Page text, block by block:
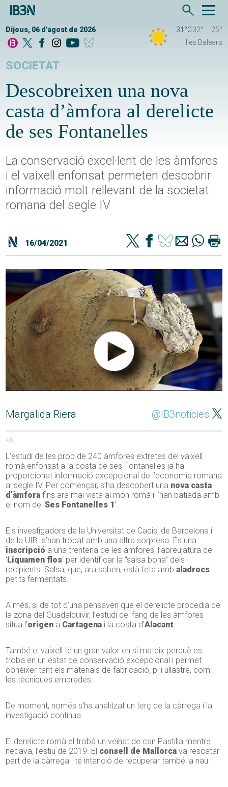
Dijous, 06 d'agost de 2026 31°C32°
25°
Illes Balears
SOCIETAT
Descobreixen una nova
casta d’àmfora al derelicte
de ses Fontanelles
La conservació excel·lent de les àmfores
i el vaixell enfonsat permeten descobrir
informació molt rellevant de la societat
romana del segle IV
16/04/2021
Margalida Riera @IB3noticies
432
L’estudi de les prop de 240 àmfores extretes del vaixell
romà enfonsat a la costa de ses Fontanelles ja ha
proporcionat informació excepcional de l’economia romana
al segle IV. Per començar, s’ha descobert una nova casta
d’àmfora fins ara mai vista al món romà i l’han batiada amb
el nom de ‘Ses Fontanelles 1 ‘.
Els investigadors de la Universitat de Cadis, de Barcelona i
de la UIB s’han trobat amb una altra sorpresa. És una
inscripció a una trentena de les àmfores, l’abreujatura de
‘Liquamen flos‘ per identificar la “salsa bona” dels
recipients. Salsa, que, ara saben, està feta amb aladrocs
petits fermentats.
A més, si de tot d’una pensaven que el derelicte procedia de
la zona del Guadalquivir, l’estudi del fang de les àmfores
situa l’origen a Cartagena i la costa d’Alacant.
També el vaixell té un gran valor en si mateix perquè es
troba en un estat de conservació excepcional i permet
conèixer tant els materials de fabricació, pi i ullastre, com
les tècniques emprades.
De moment, només s’ha analitzat un terç de la càrrega i la
investigació continua.
El derelicte romà el trobà un veïnat de can Pastilla mentre
nedava, l’estiu de 2019. El consell de Mallorca va rescatar
part de la càrrega i té intenció de recuperar també la nau.